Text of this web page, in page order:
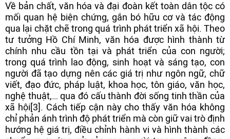
Về bản chất, văn hóa và đại đoàn kết toàn dân tộc có
mối quan hệ biện chứng, gắn bó hữu cơ và tác động
qua lại chặt chẽ trong quá trình phát triển xã hội. Theo
tư tưởng Hồ Chí Minh, văn hóa được hình thành từ
chính nhu cầu tồn tại và phát triển của con người;
trong quá trình lao động, sinh hoạt và sáng tạo, con
người đã tạo dựng nên các giá trị như ngôn ngữ, chữ
viết, đạo đức, pháp luật, khoa học, tôn giáo, văn học,
nghệ thuật,… qua đó cấu thành đời sống tinh thần của
xã hội[3]. Cách tiếp cận này cho thấy văn hóa không
chỉ phản ánh trình độ phát triển mà còn giữ vai trò định
hướng hệ giá trị, điều chỉnh hành vi và hình thành các